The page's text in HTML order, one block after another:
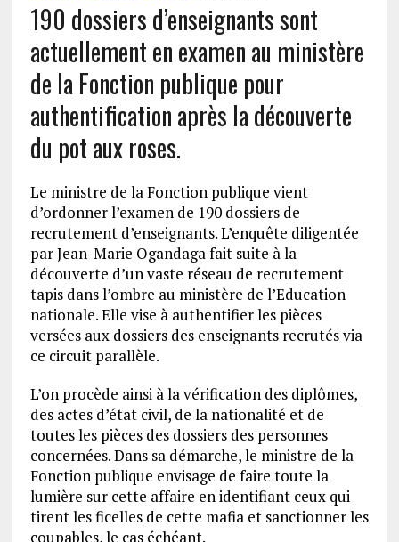
190 dossiers d’enseignants sont
actuellement en examen au ministère
de la Fonction publique pour
authentification après la découverte
du pot aux roses.
Le ministre de la Fonction publique vient
d’ordonner l’examen de 190 dossiers de
recrutement d’enseignants. L’enquête diligentée
par Jean-Marie Ogandaga fait suite à la
découverte d’un vaste réseau de recrutement
tapis dans l’ombre au ministère de l’Education
nationale. Elle vise à authentifier les pièces
versées aux dossiers des enseignants recrutés via
ce circuit parallèle.
L’on procède ainsi à la vérification des diplômes,
des actes d’état civil, de la nationalité et de
toutes les pièces des dossiers des personnes
concernées. Dans sa démarche, le ministre de la
Fonction publique envisage de faire toute la
lumière sur cette affaire en identifiant ceux qui
tirent les ficelles de cette mafia et sanctionner les
coupables, le cas échéant.